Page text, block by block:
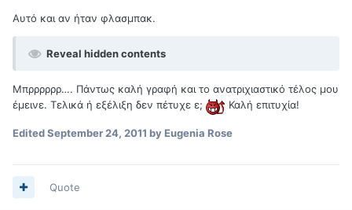
Αυτό και αν ήταν φλασμπακ.
Reveal hidden contents
Μπρρρρρρ…. Πάντως καλή γραφή και το ανατριχιαστικό τέλος μου
έμεινε. Τελικά ή εξέλιξη δεν πέτυχε ε;
Καλή επιτυχία!
EditedSeptember 24, 2011 by Eugenia Rose
Quote